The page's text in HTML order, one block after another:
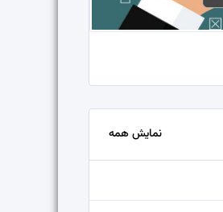
نمایش همه